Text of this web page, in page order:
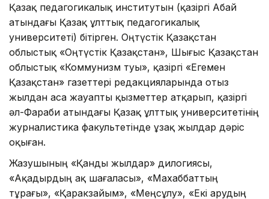
Қазақ педагогикалық институтын (қазіргі Абай
атындағы Қазақ ұлттық педагогикалық
университеті) бітірген. Оңтүстік Қазақстан
облыстық «Оңтүстік Қазақстан», Шығыс Қазақстан
облыстық «Коммунизм туы», қазіргі «Егемен
Қазақстан» газеттері редакцияларында отыз
жылдан аса жауапты қызметтер атқарып, қазіргі
әл-Фараби атындағы Қазақ ұлттық университетінің
журналистика факультетінде ұзақ жылдар дәріс
оқыған.
Жазушының «Қанды жылдар» дилогиясы,
«Ақадырдың ақ шағаласы», «Махаббаттың
тұрағы», «Қаракөзайым», «Меңсұлу», «Екі арудың